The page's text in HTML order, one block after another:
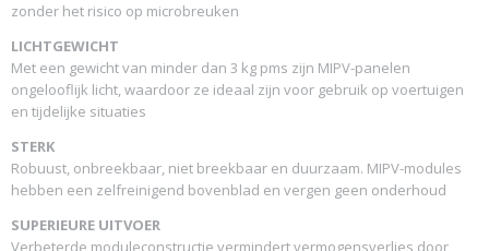
zonder het risico op microbreuken
LICHTGEWICHT
Met een gewicht van minder dan 3 kg pms zijn MIPV-panelen
ongelooflijk licht, waardoor ze ideaal zijn voor gebruik op voertuigen
en tijdelijke situaties
STERK
Robuust, onbreekbaar, niet breekbaar en duurzaam. MIPV-modules
hebben een zelfreinigend bovenblad en vergen geen onderhoud
SUPERIEURE UITVOER
Verbeterde moduleconstructie vermindert vermogensverlies door